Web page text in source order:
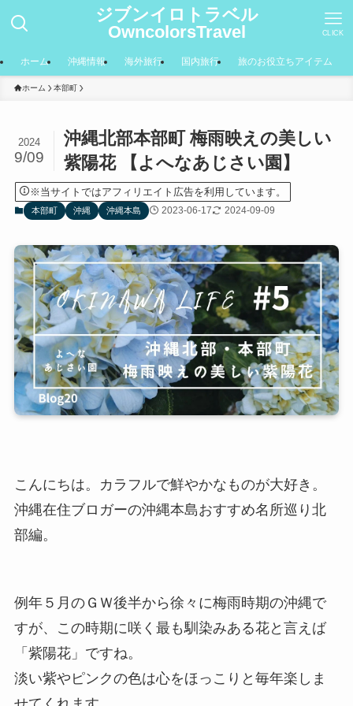
ジブンイロトラベル
OwncolorsTravel
CLICK
ホーム 沖縄情報 海外旅行 国内旅行 旅のお役立ちアイテム
ホーム 本部町
沖縄北部本部町 梅雨映えの美しい
紫陽花 【よへなあじさい園】
2024
9/09
※当サイトではアフィリエイト広告を利用しています。
本部町 沖縄 沖縄本島 2023-06-17 2024-09-09
こんにちは。カラフルで鮮やかなものが大好き。
沖縄在住ブロガーの沖縄本島おすすめ名所巡り北
部編。
例年５月のＧＷ後半から徐々に梅雨時期の沖縄で
すが、この時期に咲く最も馴染みある花と言えば
「紫陽花」ですね。
淡い紫やピンクの色は心をほっこりと毎年楽しま